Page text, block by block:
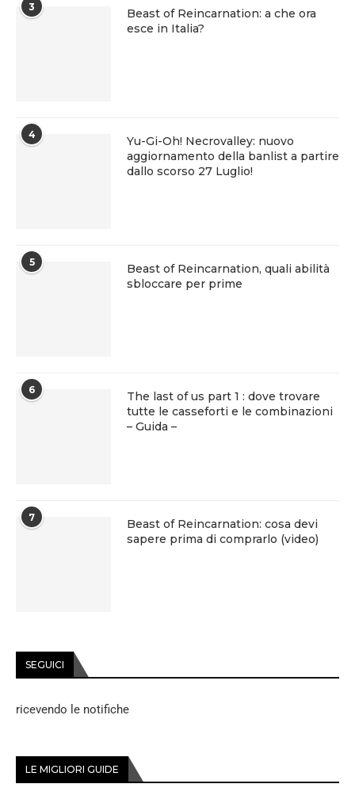
3
Beast of Reincarnation: a che ora
esce in Italia?
4
Yu-Gi-Oh! Necrovalley: nuovo
aggiornamento della banlist a partire
dallo scorso 27 Luglio!
5
Beast of Reincarnation, quali abilità
sbloccare per prime
6
The last of us part 1 : dove trovare
tutte le casseforti e le combinazioni
– Guida –
7
Beast of Reincarnation: cosa devi
sapere prima di comprarlo (video)
SEGUICI
ricevendo le notifiche
LE MIGLIORI GUIDE